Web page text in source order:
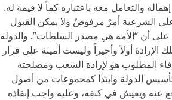
والتعامل معه باعتباره كماً لا قيمة له.
على الشرعية أمرٌ مرفوضٌ ولا يمكن القبول
أن “الأمة هي مصدر السلطات”. والدولة
الإرادة أولاً وأخيراً وليست أمينة على قرار
المطلوب هو لإرادة الشعب ومصلحته
الدولة وابتدأ كمجموعات من أصول
عنه ويعيش في كنفه، وعليه واجب إنقاذه